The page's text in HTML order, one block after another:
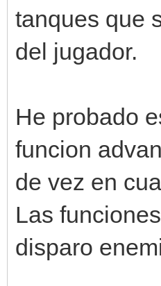
tanques que
del jugador.
He probado
funcion
de vez en
Las
disparo